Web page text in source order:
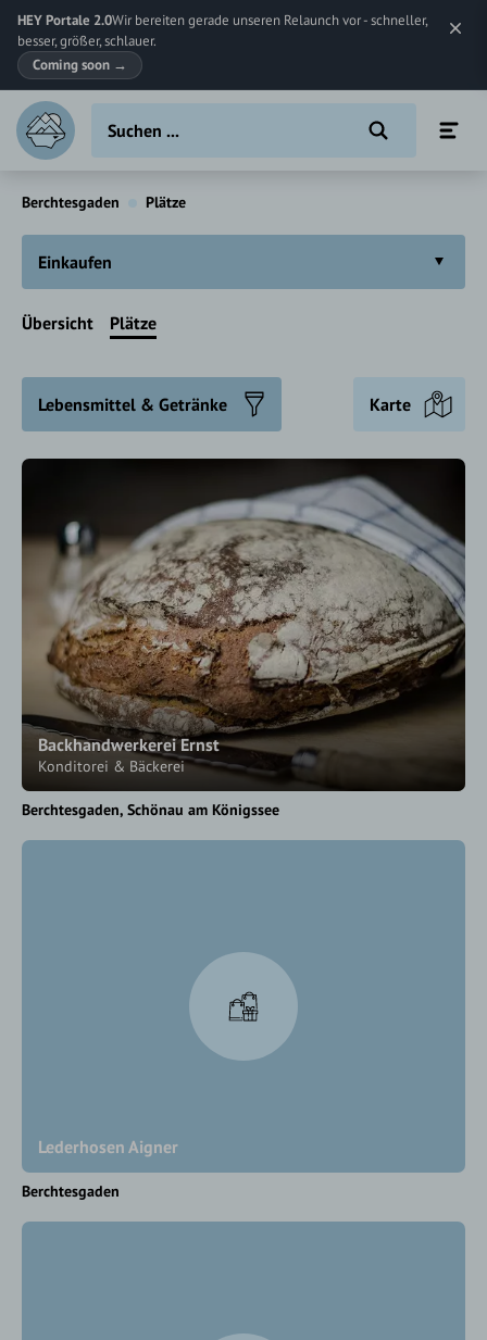
HEY Portale 2.0Wir bereiten gerade unseren Relaunch vor - schneller,
besser, größer, schlauer.
Coming soon →
Berchtesgaden Plätze
Einkaufen
Übersicht Plätze
Lebensmittel & Getränke Karte
Backhandwerkerei Ernst
Konditorei & Bäckerei
Berchtesgaden Schönau am Königssee
Lederhosen Aigner
Berchtesgaden